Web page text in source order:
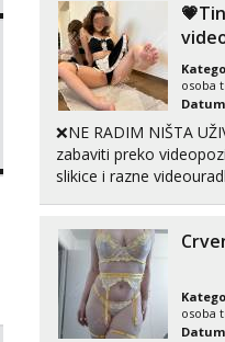
tel:0,93€ -
Liliana
Tel: 064/
tel:0,93€ -
Učiteljica
tel:0,93€ -
osoba
❌NE RADIM NIŠTA UŽIVO❌ Možemo se
zabaviti preko
slikice i razne
osoba